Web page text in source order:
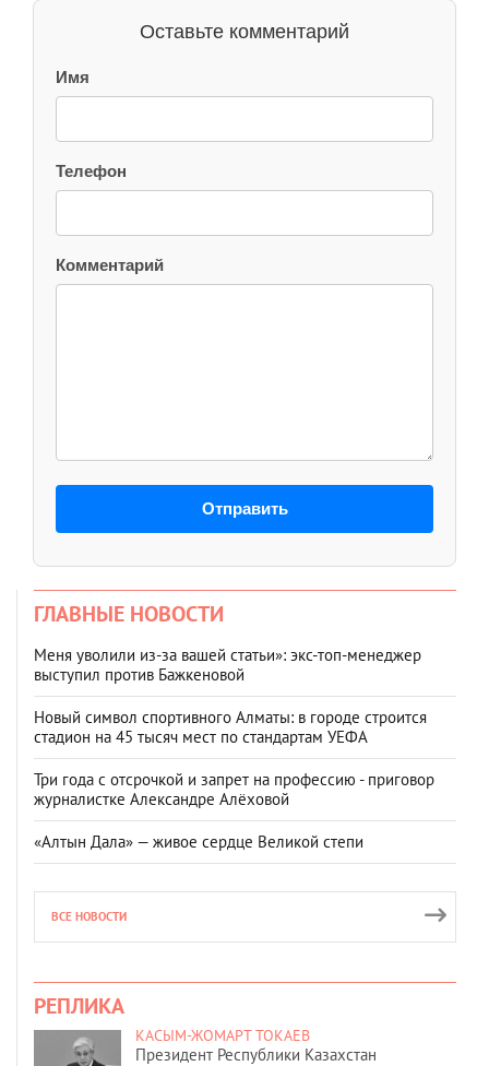
Оставьте комментарий
Имя
Телефон
Комментарий
Отправить
ГЛАВНЫЕ НОВОСТИ
Меня уволили из-за вашей статьи»: экс-топ-менеджер
выступил против Бажкеновой
Новый символ спортивного Алматы: в городе строится
стадион на 45 тысяч мест по стандартам УЕФА
Три года с отсрочкой и запрет на профессию - приговор
журналистке Александре Алёховой
«Алтын Дала» — живое сердце Великой степи
ВСЕ НОВОСТИ
РЕПЛИКА
КАСЫМ-ЖОМАРТ ТОКАЕВ
Президент Республики Казахстан